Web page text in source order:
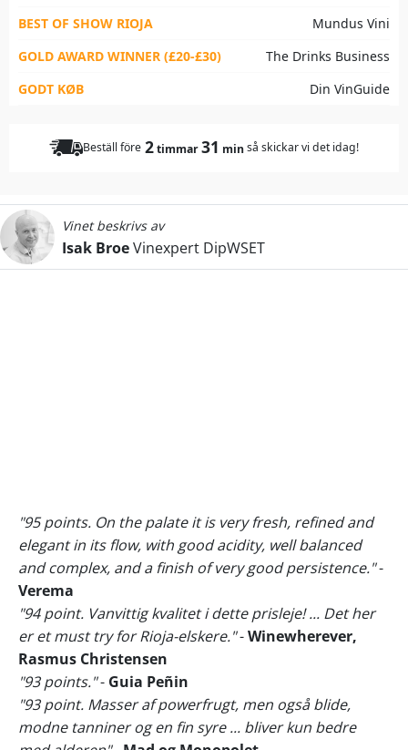
BEST OF SHOW RIOJA
Mundus Vini
GOLD AWARD WINNER (£20-£30)
The Drinks Business
GODT KØB
Din VinGuide
Beställ före 2timmar31 min så skickar vi det idag!
Vinet beskrivs av
Isak BroeVinexpert DipWSET
"95 points. On the palate it is very fresh, refined and
elegant in its flow, with good acidity, well balanced
and complex, and a finish of very good persistence."-
Verema
"94 point. Vanvittig kvalitet i dette prisleje! ... Det her
er et must try for Rioja-elskere."-Winewherever,
Rasmus Christensen
"93 points."- Guia Peñin
"93 point. Masser af powerfrugt, men også blide,
modne tanniner og en fin syre ... bliver kun bedre